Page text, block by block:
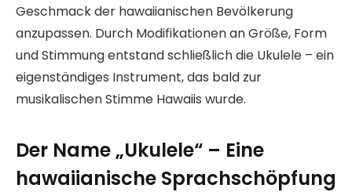
Geschmack der hawaiianischen Bevölkerung
anzupassen. Durch Modifikationen an Größe, Form
und Stimmung entstand schließlich die Ukulele – ein
eigenständiges Instrument, das bald zur
musikalischen Stimme Hawaiis wurde.
Der Name „Ukulele“ – Eine
hawaiianische Sprachschöpfung